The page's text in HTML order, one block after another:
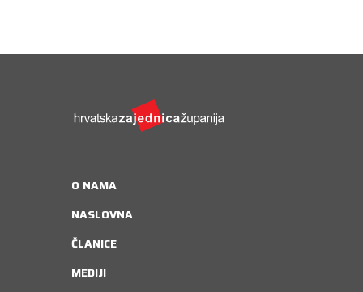
O NAMA
NASLOVNA
ČLANICE
MEDIJI